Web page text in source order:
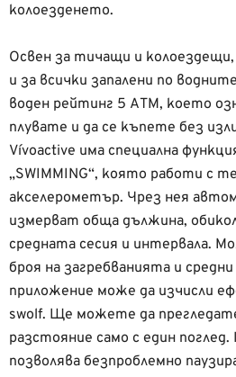
колоезденето.
Освен за тичащи и
и за всички запалени по
воден рейтинг 5 ATM, което
плувате и да се къпете без
Vívoactive има специална
„SWIMMING“, която работи с
акселерометър. Чрез нея
измерват обща дължина,
средната сесия и интервала.
броя на загребванията и
приложение може да изчисли
swolf. Ще можете да
разстояние само с един
позволява безпроблемно